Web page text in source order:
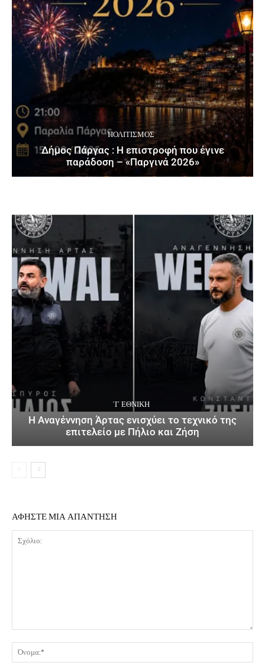
ΠΟΛΙΤΙΣΜΌΣ
Δήμος Πάργας : Η επιστροφή που έγινε
παράδοση – «Παργινά 2026»
΄Γ ΕΘΝΙΚΉ
Η Αναγέννηση Άρτας ενισχύει το τεχνικό της
επιτελείο με Πήλιο και Ζήση
ΑΦΗΣΤΕ ΜΙΑ ΑΠΑΝΤΗΣΗ